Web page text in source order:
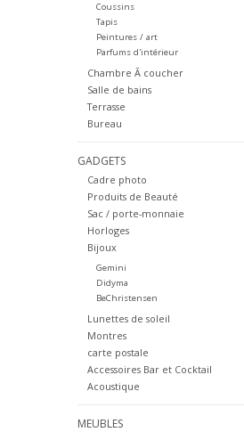
Coussins
Tapis
Peintures / art
Parfums d'intérieur
Chambre Ã coucher
Salle de bains
Terrasse
Bureau
GADGETS
Cadre photo
Produits de Beauté
Sac / porte-monnaie
Horloges
Bijoux
Gemini
Didyma
BeChristensen
Lunettes de soleil
Montres
carte postale
Accessoires Bar et Cocktail
Acoustique
MEUBLES